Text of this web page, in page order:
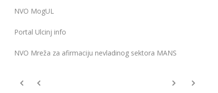
NVO MogUL
Portal Ulcinj info
NVO Mreža za afirmaciju nevladinog sektora MANS